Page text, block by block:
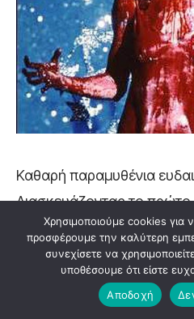
Καθαρή παραμυθένια
Διασκευάζοντας το πρώτο
Stephen King, ένα είδος
στον χορό-και-παίρνει
De Palma γύρισε μια
σασπένς, ωστόσο
Χρησιμοποιούμε cookies για
προσφέρουμε την καλύτερη
συνεχίσετε να
υποθέσουμε ότι είστε
Αποδοχή